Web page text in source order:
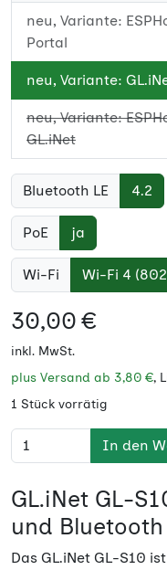
neu, Variante:
Portal
neu, Variante:
neu, Variante:
GL.iNet
Bluetooth LE 4.2
PoE ja
Wi-Fi Wi-Fi 4
30,00 €
inkl. MwSt.
plus Versand ab 3,80 €,
1 Stück vorrätig
In den
GL.iNet GL-
und Bluetooth
Das GL.iNet GL-S10